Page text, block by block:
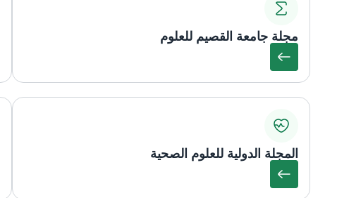
مجلة جامعة القصيم للعلوم
المجلة الدولية للعلوم الصحية